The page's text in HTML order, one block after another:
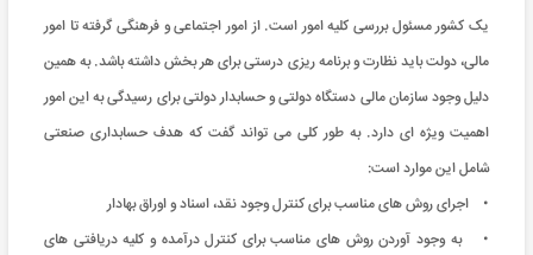
یک کشور مسئول بررسی کلیه امور است. از امور اجتماعی و فرهنگی گرفته تا امور
مالی، دولت باید نظارت و برنامه ریزی درستی برای هر بخش داشته باشد. به همین
دلیل وجود سازمان مالی دستگاه دولتی و حسابدار دولتی برای رسیدگی به این امور
اهمیت ویژه ای دارد. به طور کلی می تواند گفت که هدف حسابداری صنعتی
شامل این موارد است:
• اجرای روش های مناسب برای کنترل وجود نقد، اسناد و اوراق بهادار
• به وجود آوردن روش های مناسب برای کنترل درآمده و کلیه دریافتی های